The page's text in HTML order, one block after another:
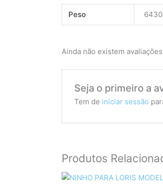
Peso
Ainda não existem
Seja o primeiro a
Tem de iniciar sessão
Produtos